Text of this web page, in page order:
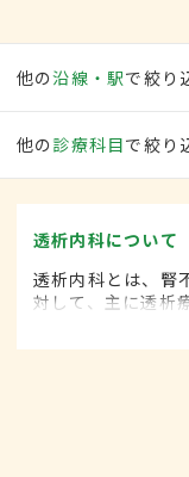
他の沿線・駅で絞り
他の 診療科目で絞り
透析内科について
透析内科とは、腎
対して、主に透析
的に取り扱う内科